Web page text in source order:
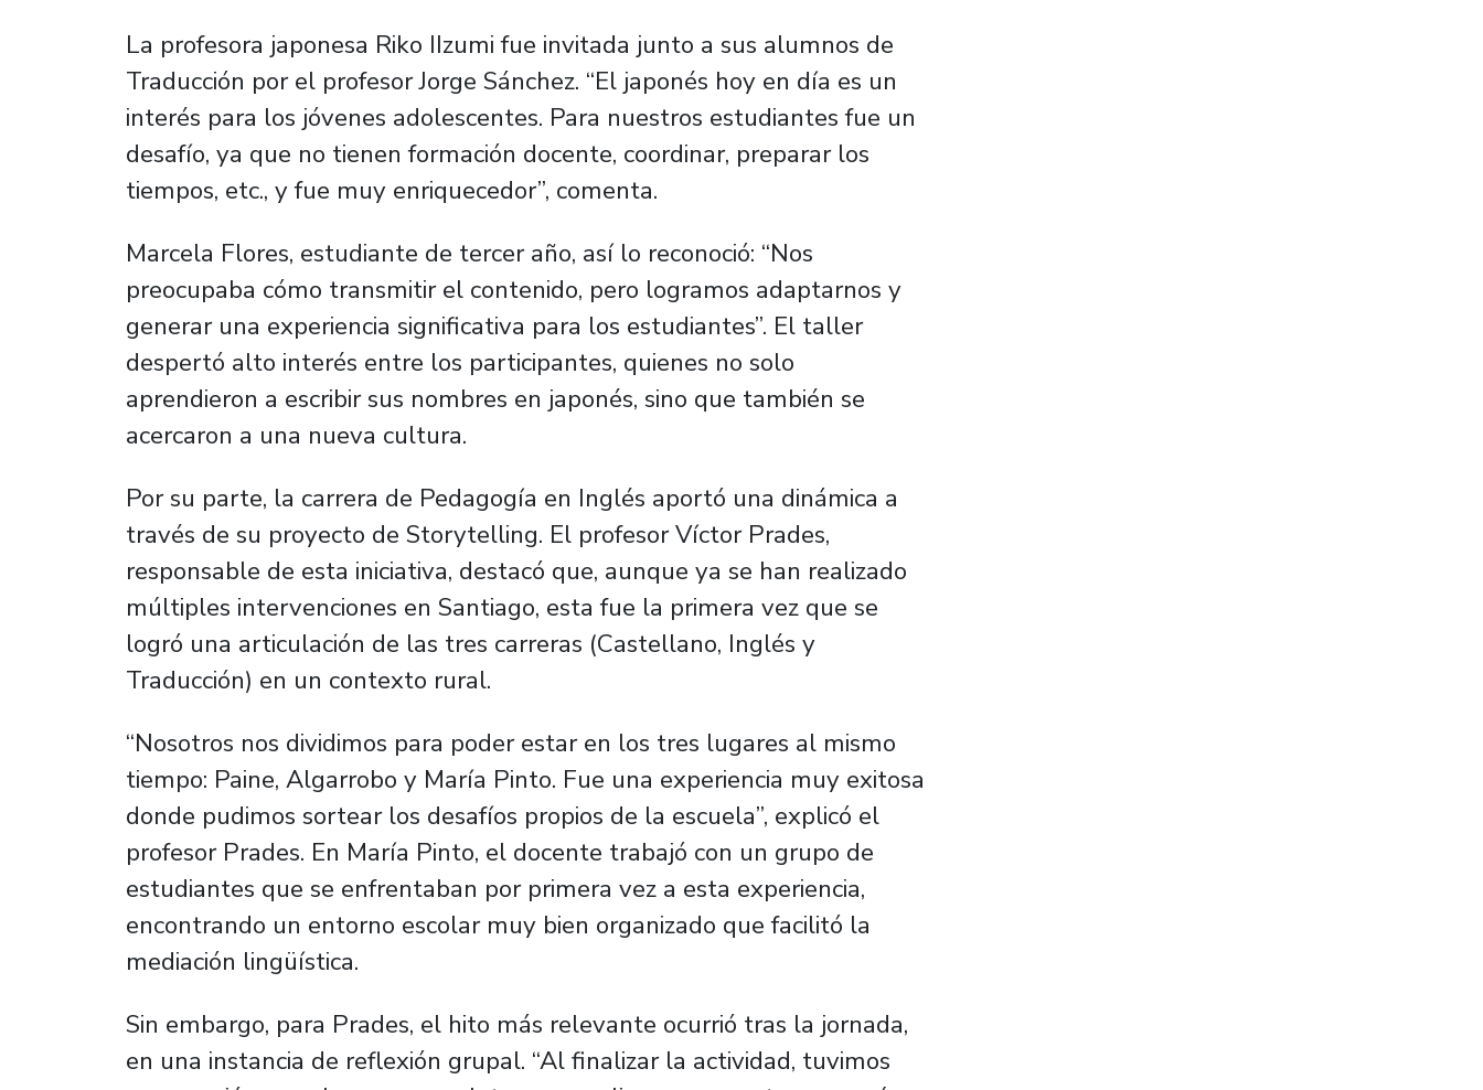
La profesora japonesa Riko IIzumi fue invitada junto a sus alumnos de
Traducción por el profesor Jorge Sánchez. “El japonés hoy en día es un
interés para los jóvenes adolescentes. Para nuestros estudiantes fue un
desafío, ya que no tienen formación docente, coordinar, preparar los
tiempos, etc., y fue muy enriquecedor”, comenta.
Marcela Flores, estudiante de tercer año, así lo reconoció: “Nos
preocupaba cómo transmitir el contenido, pero logramos adaptarnos y
generar una experiencia significativa para los estudiantes”. El taller
despertó alto interés entre los participantes, quienes no solo
aprendieron a escribir sus nombres en japonés, sino que también se
acercaron a una nueva cultura.
Por su parte, la carrera de Pedagogía en Inglés aportó una dinámica a
través de su proyecto de Storytelling. El profesor Víctor Prades,
responsable de esta iniciativa, destacó que, aunque ya se han realizado
múltiples intervenciones en Santiago, esta fue la primera vez que se
logró una articulación de las tres carreras (Castellano, Inglés y
Traducción) en un contexto rural.
“Nosotros nos dividimos para poder estar en los tres lugares al mismo
tiempo: Paine, Algarrobo y María Pinto. Fue una experiencia muy exitosa
donde pudimos sortear los desafíos propios de la escuela”, explicó el
profesor Prades. En María Pinto, el docente trabajó con un grupo de
estudiantes que se enfrentaban por primera vez a esta experiencia,
encontrando un entorno escolar muy bien organizado que facilitó la
mediación lingüística.
Sin embargo, para Prades, el hito más relevante ocurrió tras la jornada,
en una instancia de reflexión grupal. “Al finalizar la actividad, tuvimos